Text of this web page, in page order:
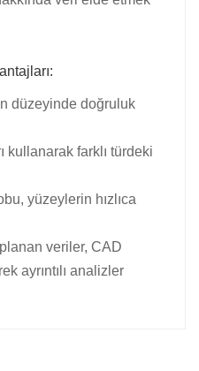
düzeyinde doğruluk
kullanarak farklı türdeki
yüzeylerin hızlıca
veriler, CAD
ayrıntılı analizler